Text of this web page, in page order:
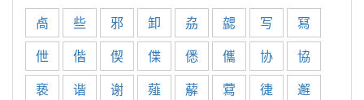
卨 些 邪 卸 劦 勰 写
冩
伳
偕 偰 偞 僁 儶 协
協
亵
谐 谢 薤 薢 藛 徢
邂